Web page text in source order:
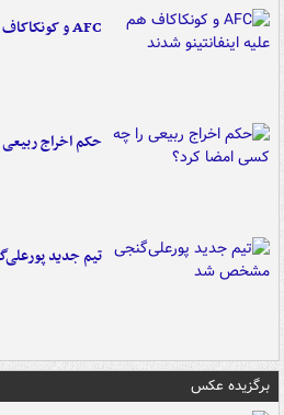
AFC و کونکاکاف هم علیه اینفانتینو شدند
حکم اخراج
تیم جدید
برگزیده عکس